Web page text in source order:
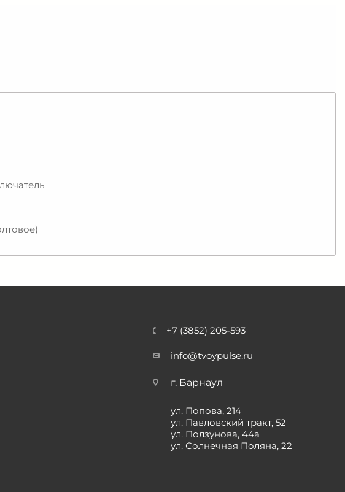
+7 (3852) 205-593
info@tvoypulse.ru
г. Барнаул
ул. Попова, 214
ул. Павловский тракт, 52
ул. Ползунова, 44а
ул. Солнечная Поляна, 22